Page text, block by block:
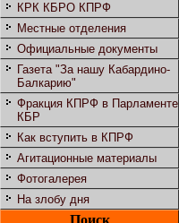
КРК КБРО КПРФ
Местные отделения
Официальные документы
Газета "За нашу Кабардино-
Балкарию"
Фракция КПРФ в Парламенте
КБР
Как вступить в КПРФ
Агитационные материалы
Фотогалерея
На злобу дня